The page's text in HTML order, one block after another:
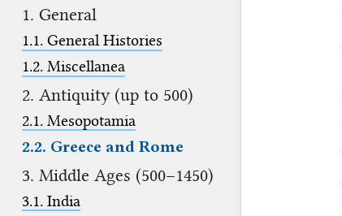
1. General
1.1. General Histories
1.2. Miscellanea
2. Antiquity (up to 500)
2.1. Mesopotamia
2.2. Greece and Rome
3. Middle Ages (500–1450)
3.1. India